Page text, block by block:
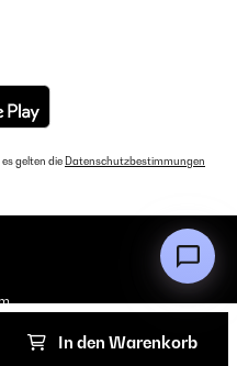
In den Warenkorb
gelten die Datenschutzbestimmungen